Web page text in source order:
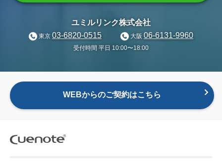
ユミルリンク株式会社
東京 03-6820-0515 大阪 06-6131-9960
受付時間 平日 10:00〜18:00
WEBからのご契約はこちら